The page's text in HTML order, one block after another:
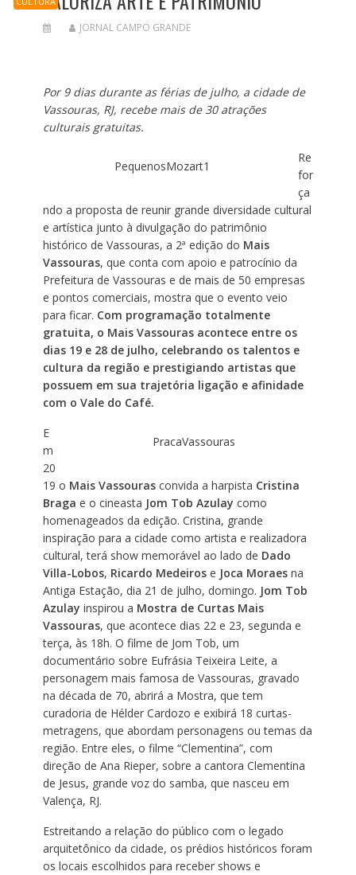
JORNAL CAMPO GRANDE
Por 9 dias durante as férias de julho, a cidade de
Vassouras, RJ, recebe mais de 30 atrações
culturais gratuitas.
PequenosMozart1
Re
for
ça
ndo a proposta de reunir grande diversidade cultural
e artística junto à divulgação do patrimônio
histórico de Vassouras, a 2ª edição do Mais
Vassouras, que conta com apoio e patrocínio da
Prefeitura de Vassouras e de mais de 50 empresas
e pontos comerciais, mostra que o evento veio
para ficar. Com programação totalmente
gratuita, o Mais Vassouras acontece entre os
dias 19 e 28 de julho, celebrando os talentos e
cultura da região e prestigiando artistas que
possuem em sua trajetória ligação e afinidade
com o Vale do Café.
PracaVassouras
E
m
20
19 o Mais Vassourasconvida a harpista Cristina
Braga e o cineasta Jom Tob Azulay como
homenageados da edição. Cristina, grande
inspiração para a cidade como artista e realizadora
cultural, terá show memorável ao lado de Dado
Villa-Lobos, Ricardo Medeirose Joca Moraesna
Antiga Estação, dia 21 de julho, domingo. Jom Tob
Azulay inspirou a Mostra de Curtas Mais
Vassouras, que acontece dias 22 e 23, segunda e
terça, às 18h. O filme de Jom Tob, um
documentário sobre Eufrásia Teixeira Leite, a
personagem mais famosa de Vassouras, gravado
na década de 70, abrirá a Mostra, que tem
curadoria de Hélder Cardozo e exibirá 18 curtas-
metragens, que abordam personagens ou temas da
região. Entre eles, o filme “Clementina”, com
direção de Ana Rieper, sobre a cantora Clementina
de Jesus, grande voz do samba, que nasceu em
Valença, RJ.
Estreitando a relação do público com o legado
arquitetônico da cidade, os prédios históricos foram
os locais escolhidos para receber shows e